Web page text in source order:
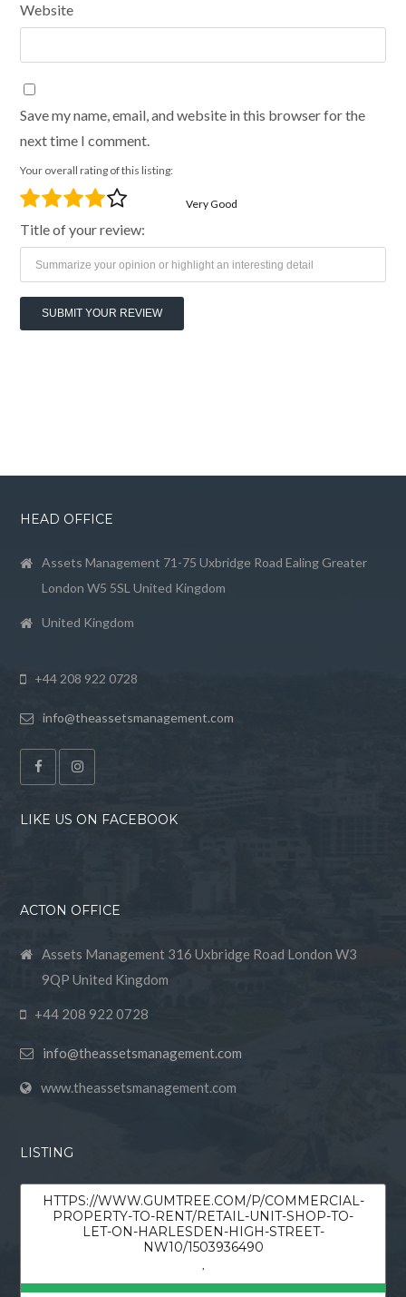
Website
Save my name, email, and website in this browser for the
next time I comment.
Your overall rating of this listing:
Very Good
Title of your review:
HEAD OFFICE
Assets Management 71-75 Uxbridge Road Ealing Greater
London W5 5SL United Kingdom
United Kingdom
+44 208 922 0728
info@theassetsmanagement.com
LIKE US ON FACEBOOK
ACTON OFFICE
Assets Management 316 Uxbridge Road London W3
9QP United Kingdom
+44 208 922 0728
info@theassetsmanagement.com
www.theassetsmanagement.com
LISTING
HTTPS://WWW.GUMTREE.COM/P/COMMERCIAL-
PROPERTY-TO-RENT/RETAIL-UNIT-SHOP-TO-
LET-ON-HARLESDEN-HIGH-STREET-
NW10/1503936490